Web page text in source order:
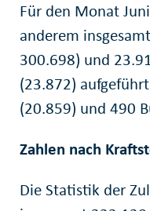
Für den Monat
anderem
300.698) und
(23.872)
(20.859) und 490
Zahlen nach
Die Statistik der